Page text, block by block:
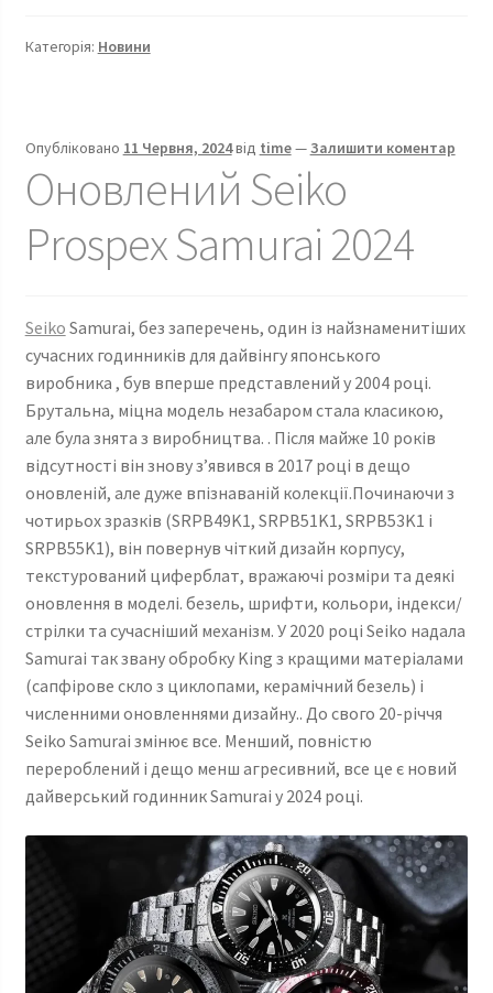
розміри
до
Conquest
Категорія: Новини
Опубліковано 11 Червня, 2024від time—Залишити коментар
Оновлений Seiko
Prospex Samurai 2024
Seiko Samurai, без заперечень, один із найзнаменитіших
сучасних годинників для дайвінгу японського
виробника , був вперше представлений у 2004 році.
Брутальна, міцна модель незабаром стала класикою,
але була знята з виробництва. . Після майже 10 років
відсутності він знову з’явився в 2017 році в дещо
оновленій, але дуже впізнаваній колекції.Починаючи з
чотирьох зразків (SRPB49K1, SRPB51K1, SRPB53K1 і
SRPB55K1), він повернув чіткий дизайн корпусу,
текстурований циферблат, вражаючі розміри та деякі
оновлення в моделі. безель, шрифти, кольори, індекси/
стрілки та сучасніший механізм. У 2020 році Seiko надала
Samurai так звану обробку King з кращими матеріалами
(сапфірове скло з циклопами, керамічний безель) і
численними оновленнями дизайну.. До свого 20-річчя
Seiko Samurai змінює все. Менший, повністю
перероблений і дещо менш агресивний, все це є новий
дайверський годинник Samurai у 2024 році.